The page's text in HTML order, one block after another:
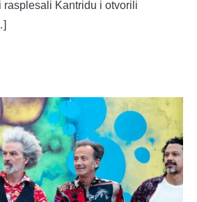
rasplesali Kantridu i otvorili